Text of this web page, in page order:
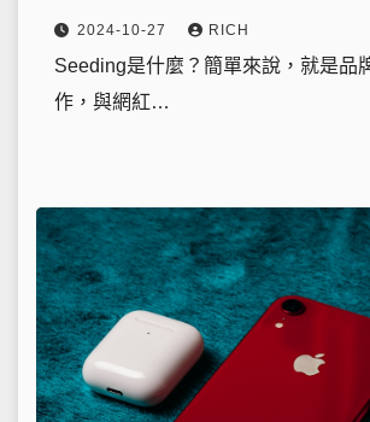
2024-10-27 RICH
Seeding是什麼？簡單來說，就是品
作，與網紅…